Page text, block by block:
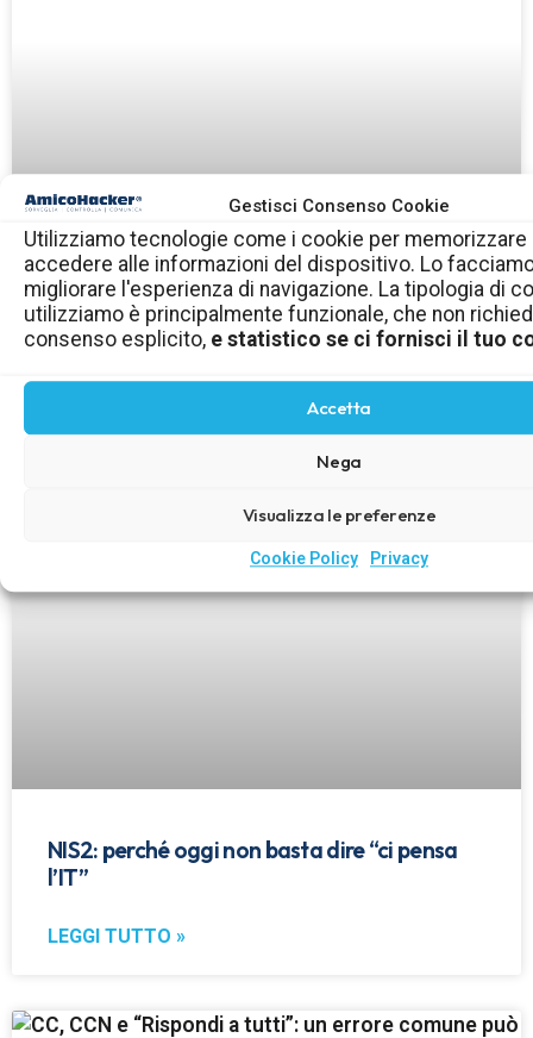
Gestisci Consenso Cookie
Utilizziamo tecnologie come i cookie per
accedere alle informazioni del dispositivo. Lo
migliorare l'esperienza di navigazione. La tipologia di
utilizziamo è principalmente funzionale, che non
consenso esplicito, e statistico se ci fornisci il tuo
Accetta
Nega
Visualizza le preferenze
Cookie Policy Privacy
Estensioni del browser: poche, utili e
controllate
NIS2: perché oggi non basta dire “ci pensa
l’IT”
LEGGI TUTTO »